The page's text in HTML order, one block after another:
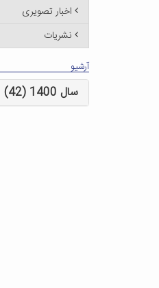
اخبار تصویری
نشریات
آرشیو
سال 1400 (42)